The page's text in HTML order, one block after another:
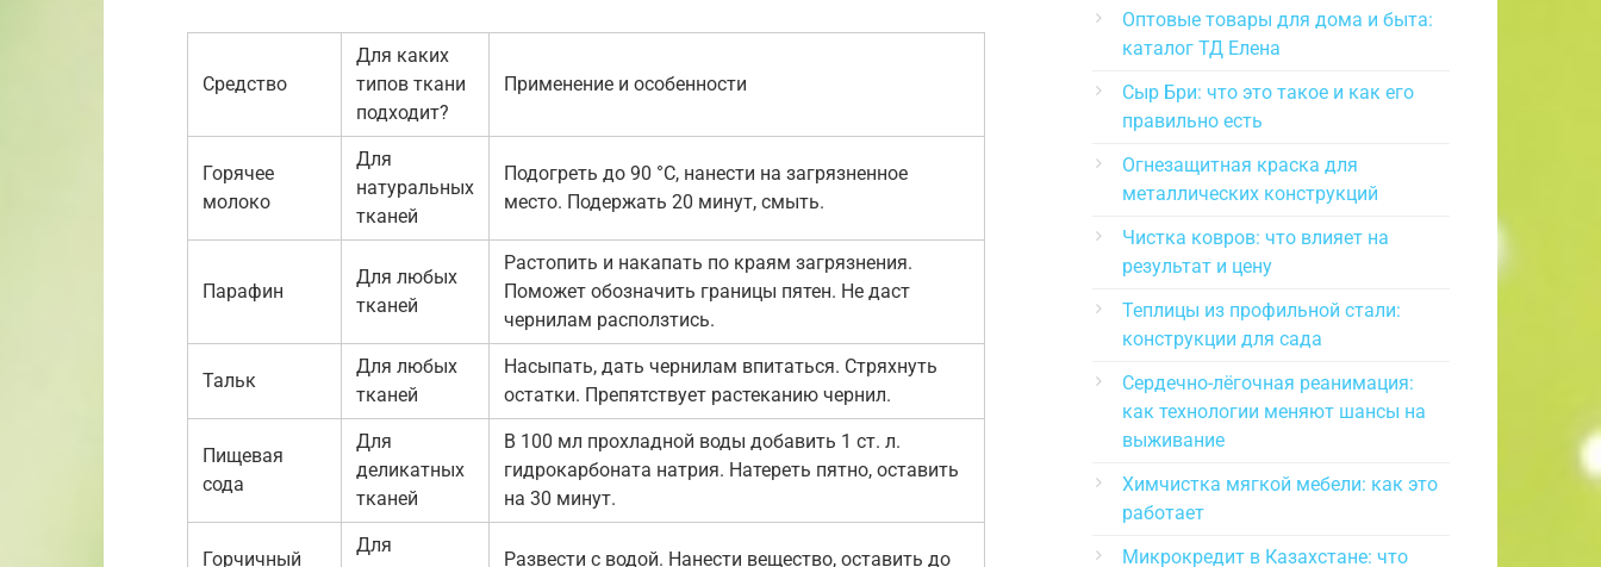
Средство
Для каких
типов ткани
подходит?
Применение и особенности
Горячее
молоко
Для
натуральных
тканей
Подогреть до 90 °C, нанести на загрязненное
место. Подержать 20 минут, смыть.
Парафин
Для любых
тканей
Растопить и накапать по краям загрязнения.
Поможет обозначить границы пятен. Не даст
чернилам расползтись.
Тальк
Для любых
тканей
Насыпать, дать чернилам впитаться. Стряхнуть
остатки. Препятствует растеканию чернил.
Пищевая
сода
Для
деликатных
тканей
В 100 мл прохладной воды добавить 1 ст. л.
гидрокарбоната натрия. Натереть пятно, оставить
на 30 минут.
Горчичный
Для
Развести с водой. Нанести вещество, оставить до
Оптовые товары для дома и быта:
каталог ТД Елена
Сыр Бри: что это такое и как его
правильно есть
Огнезащитная краска для
металлических конструкций
Чистка ковров: что влияет на
результат и цену
Теплицы из профильной стали:
конструкции для сада
Сердечно-лёгочная реанимация:
как технологии меняют шансы на
выживание
Химчистка мягкой мебели: как это
работает
Микрокредит в Казахстане: что